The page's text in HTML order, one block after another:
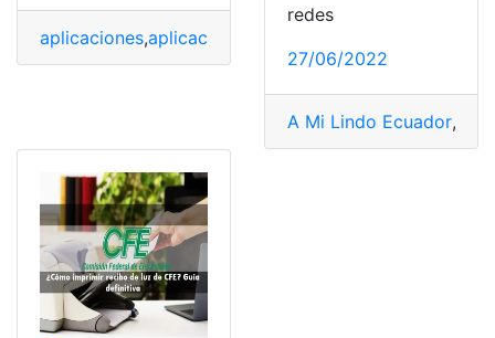
aplicaciones,aplicaciones móviles
redes
27/06/2022
A Mi Lindo Ecuador,